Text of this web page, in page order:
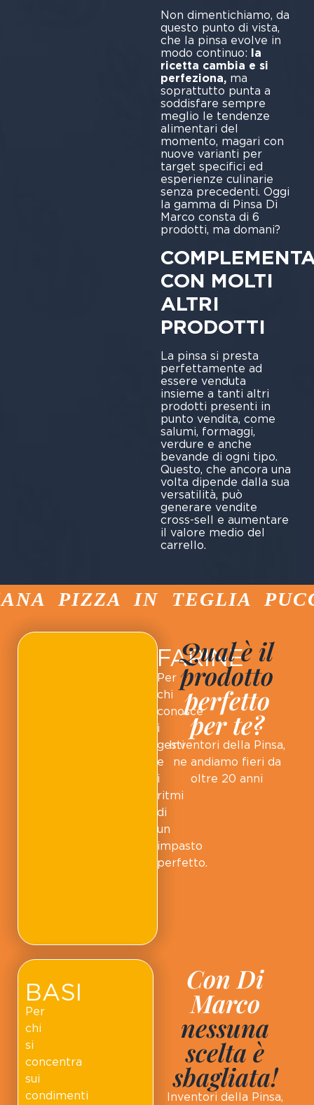
Non dimentichiamo, da
questo punto di vista,
che la pinsa evolve in
modo continuo: la
ricetta cambia e si
perfeziona, ma
soprattutto punta a
soddisfare sempre
meglio le tendenze
alimentari del
momento, magari con
nuove varianti per
target specifici ed
esperienze culinarie
senza precedenti. Oggi
la gamma di Pinsa Di
Marco consta di 6
prodotti, ma domani?
CON MOLTI
ALTRI
PRODOTTI
La pinsa si presta
perfettamente ad
essere venduta
insieme a tanti altri
prodotti presenti in
punto vendita, come
salumi, formaggi,
verdure e anche
bevande di ogni tipo.
Questo, che ancora una
volta dipende dalla sua
versatilità, può
generare vendite
cross-sell e aumentare
il valore medio del
carrello.
PIZZA IN TEGLIA
FARINE
Per
chi
conosce
i
gesti
e
i
ritmi
di
un
impasto
perfetto.
Qual è il
prodotto
perfetto
per te?
Inventori della Pinsa,
ne andiamo fieri da
oltre 20 anni
Con Di
Marco
nessuna
scelta è
sbagliata!
Inventori della Pinsa,
BASI
Per
chi
si
concentra
sui
condimenti